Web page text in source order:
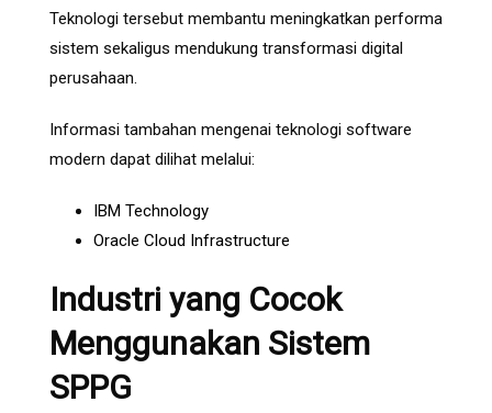
Teknologi tersebut membantu meningkatkan performa
sistem sekaligus mendukung transformasi digital
perusahaan.
Informasi tambahan mengenai teknologi software
modern dapat dilihat melalui:
IBM Technology
Oracle Cloud Infrastructure
Industri yang Cocok
Menggunakan Sistem
SPPG